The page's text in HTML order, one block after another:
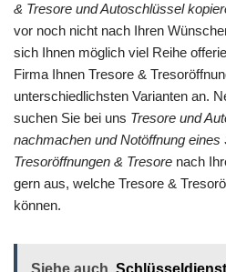
& Tresore und Autoschlüssel
vor noch nicht nach Ihren
sich Ihnen möglich viel Reihe
Firma Ihnen Tresore &
unterschiedlichsten Varianten an.
suchen Sie bei uns Tresore und
nachmachen und Notöffnung eines
Tresoröffnungen & Tresore nach
gern aus, welche Tresore &
können.